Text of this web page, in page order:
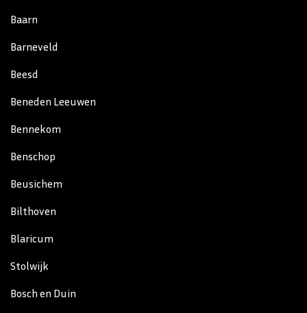
Baarn
Barneveld
Beesd
Beneden Leeuwen
Bennekom
Benschop
Beusichem
Bilthoven
Blaricum
Stolwijk
Bosch en Duin